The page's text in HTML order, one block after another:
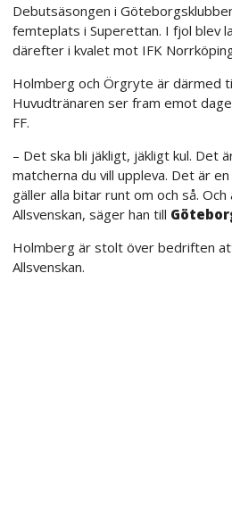
Debutsäsongen i
femteplats i Superettan. I fjol blev
därefter i kvalet mot IFK
Holmberg och Örgryte är därmed
Huvudtränaren ser fram emot
FF.
– Det ska bli jäkligt, jäkligt kul. Det
matcherna du vill uppleva. Det är
gäller alla bitar runt om och så.
Allsvenskan, säger han till
Holmberg är stolt över bedriften
Allsvenskan.